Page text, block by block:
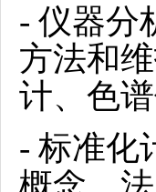
- 仪器分
方法和
计、色
- 标准化